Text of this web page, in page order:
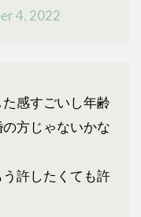
4, 2022
感すごいし年齢
方じゃないかな
許したくても許